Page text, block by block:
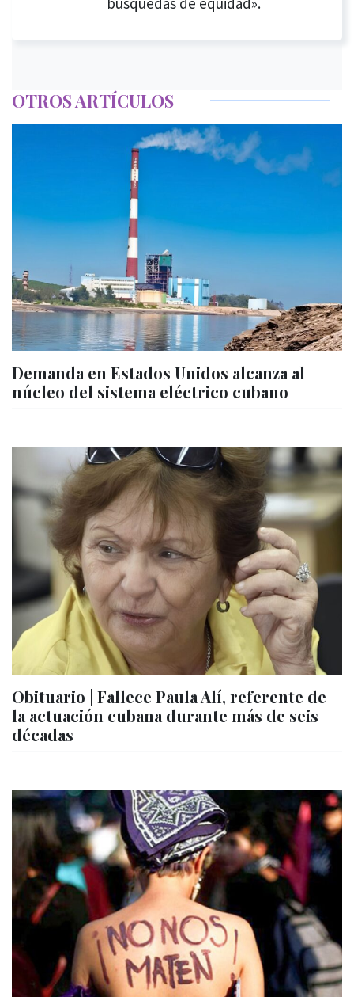
OTROS ARTÍCULOS
Demanda en Estados Unidos alcanza al
núcleo del sistema eléctrico cubano
Obituario | Fallece Paula Alí, referente de
la actuación cubana durante más de seis
décadas